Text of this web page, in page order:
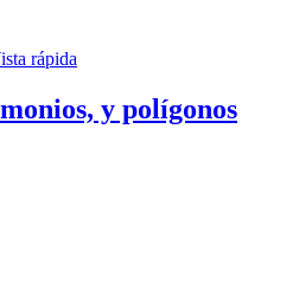
rápida
y polígonos